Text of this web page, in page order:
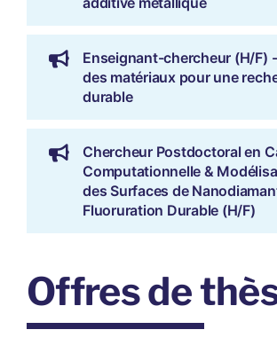
Enseignant-chercheur (H/F)
des matériaux pour une
durable
Chercheur Postdoctoral en
Computationnelle &
des Surfaces de
Fluoruration Durable (H/F)
Offres de